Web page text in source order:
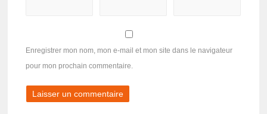
Enregistrer mon nom, mon e-mail et mon site dans le navigateur
pour mon prochain commentaire.